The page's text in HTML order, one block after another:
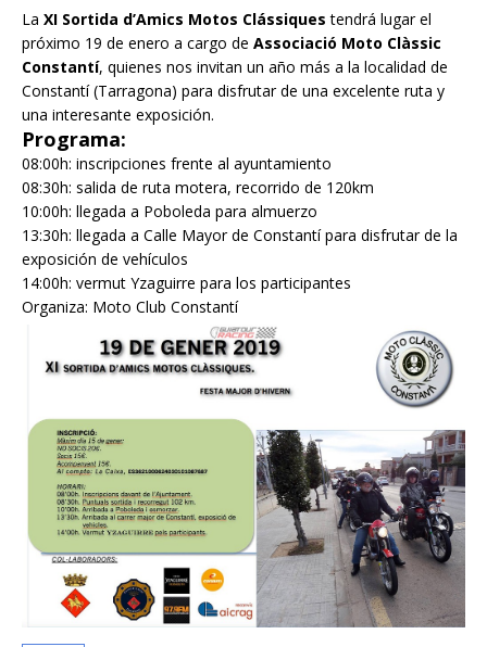
La XI Sortida d’Amics Motos Clássiques tendrá lugar el
próximo 19 de enero a cargo de Associació Moto Clàssic
Constantí, quienes nos invitan un año más a la localidad de
Constantí (Tarragona) para disfrutar de una excelente ruta y
una interesante exposición.
Programa:
08:00h: inscripciones frente al ayuntamiento
08:30h: salida de ruta motera, recorrido de 120km
10:00h: llegada a Poboleda para almuerzo
13:30h: llegada a Calle Mayor de Constantí para disfrutar de la
exposición de vehículos
14:00h: vermut Yzaguirre para los participantes
Organiza: Moto Club Constantí